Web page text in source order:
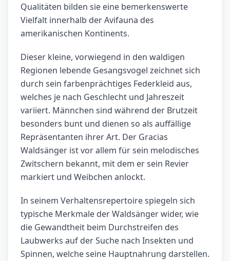
Qualitäten bilden sie eine bemerkenswerte
Vielfalt innerhalb der Avifauna des
amerikanischen Kontinents.
Dieser kleine, vorwiegend in den waldigen
Regionen lebende Gesangsvogel zeichnet sich
durch sein farbenprächtiges Federkleid aus,
welches je nach Geschlecht und Jahreszeit
variiert. Männchen sind während der Brutzeit
besonders bunt und dienen so als auffällige
Repräsentanten ihrer Art. Der Gracias
Waldsänger ist vor allem für sein melodisches
Zwitschern bekannt, mit dem er sein Revier
markiert und Weibchen anlockt.
In seinem Verhaltensrepertoire spiegeln sich
typische Merkmale der Waldsänger wider, wie
die Gewandtheit beim Durchstreifen des
Laubwerks auf der Suche nach Insekten und
Spinnen, welche seine Hauptnahrung darstellen.